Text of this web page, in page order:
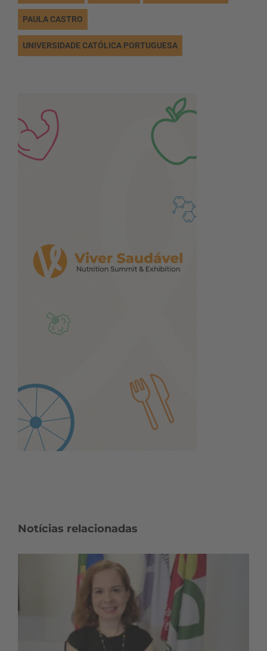
PAULA CASTRO
UNIVERSIDADE CATÓLICA PORTUGUESA
Notícias relacionadas